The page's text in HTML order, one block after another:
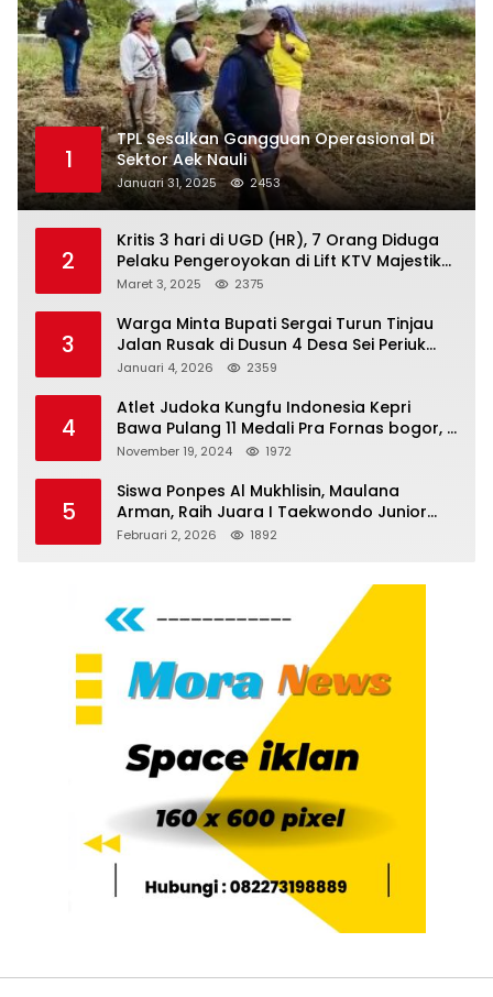
1
TPL Sesalkan Gangguan Operasional Di
Sektor Aek Nauli
Januari 31, 2025 2453
2
Kritis 3 hari di UGD (HR), 7 Orang Diduga
Pelaku Pengeroyokan di Lift KTV Majestik
Melenggang Bebas, Kantor Hukum JAP
Tanjungpinang
Maret 3, 2025 2375
3
Warga Minta Bupati Sergai Turun Tinjau
Jalan Rusak di Dusun 4 Desa Sei Periuk
Serdang Bedagai
Januari 4, 2026 2359
4
Atlet Judoka Kungfu Indonesia Kepri
Bawa Pulang 11 Medali Pra Fornas bogor, 3
Emas dan 8 Perunggu.
November 19, 2024 1972
5
Siswa Ponpes Al Mukhlisin, Maulana
Arman, Raih Juara I Taekwondo Junior
Putra di Riau National Championship 2026
Februari 2, 2026 1892